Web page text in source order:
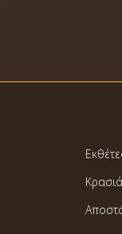
Κρασιά